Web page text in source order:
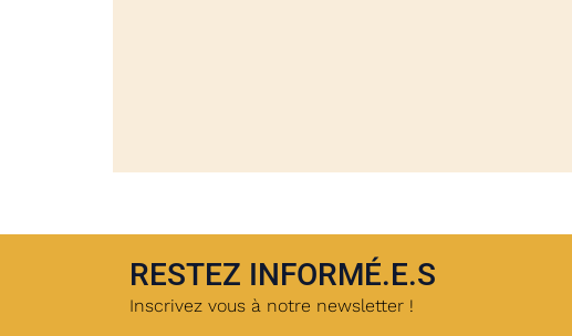
RESTEZ INFORMÉ.E.S
Inscrivez vous à notre newsletter !